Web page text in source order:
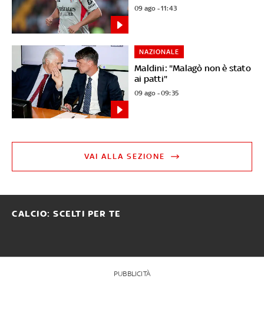
09 ago - 11:43
Maldini: "Malagò non è stato
ai patti"
NAZIONALE
09 ago - 09:35
VAI ALLA SEZIONE
CALCIO: SCELTI PER TE
PUBBLICITÀ